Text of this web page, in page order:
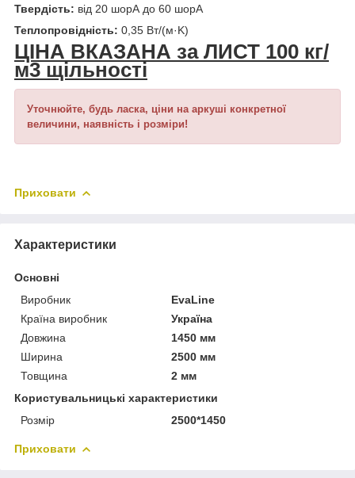
Твердість: від 20 шорА до 60 шорА
Теплопровідність: 0,35 Вт/(м·K)
ЦІНА ВКАЗАНА за ЛИСТ 100 кг/
м3 щільності
Уточнюйте, будь ласка, ціни на аркуші конкретної
величини, наявність і розміри!
Приховати
Характеристики
Основні
Виробник
EvaLine
Країна виробник
Україна
Довжина
1450 мм
Ширина
2500 мм
Товщина
2 мм
Користувальницькі характеристики
Розмір
2500*1450
Приховати